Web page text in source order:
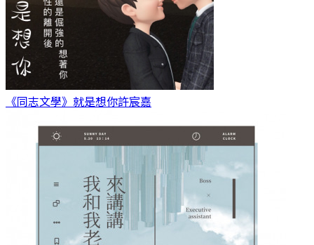
《同志文學》就是想你許宸嘉